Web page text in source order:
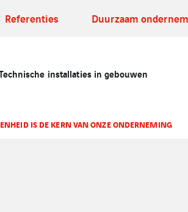
Referenties Duurzaam
installaties in gebouwen
IS DE KERN VAN ONZE ONDERNEMING